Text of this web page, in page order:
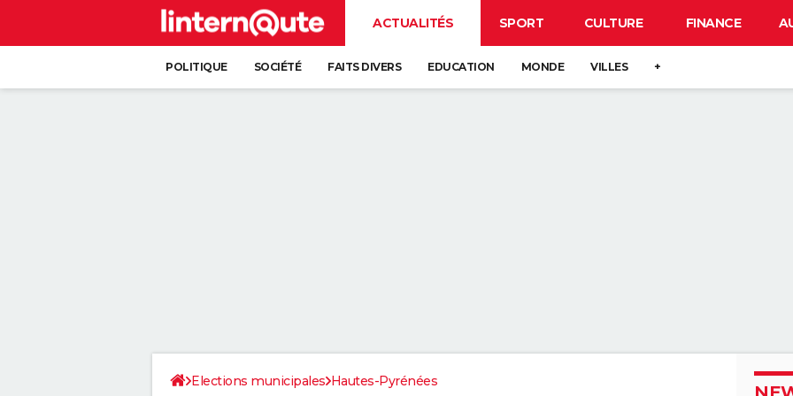
ACTUALITÉS SPORT CULTURE FINANCE
POLITIQUE SOCIÉTÉ FAITS DIVERS EDUCATION MONDE VILLES +
Elections municipales Hautes-Pyrénées